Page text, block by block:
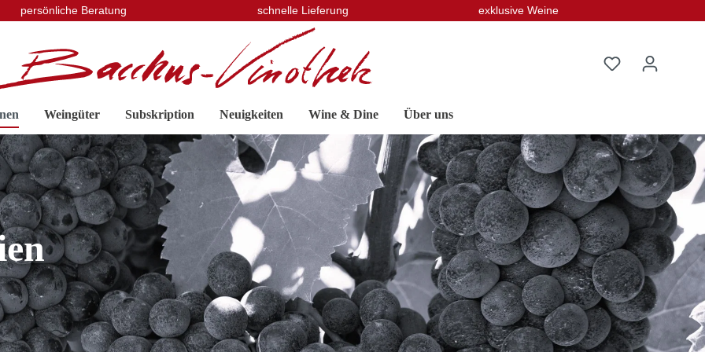
persönliche Beratung schnelle Lieferung exklusive Weine
Weingüter Subskription Neuigkeiten Wine & Dine Über uns